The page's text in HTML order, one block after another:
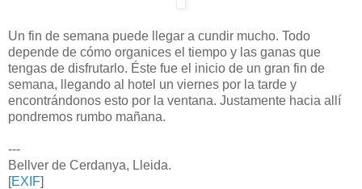
Un fin de semana puede llegar a cundir mucho. Todo
depende de cómo organices el tiempo y las ganas que
tengas de disfrutarlo. Éste fue el inicio de un gran fin de
semana, llegando al hotel un viernes por la tarde y
encontrándonos esto por la ventana. Justamente hacia allí
pondremos rumbo mañana.
---
Bellver de Cerdanya, Lleida.
[EXIF]